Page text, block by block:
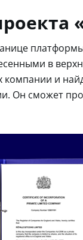
в
компании и
Он сможет